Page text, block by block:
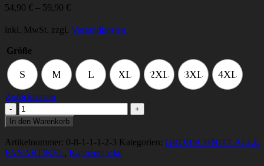
54,90 € – 59,90 €
inkl. MwSt. zzgl. Versandkosten
Größe
S M L XL 2XL 3XL 4XL
Zurücksetzen
Grobschnitt
55
Jahre
Jubiläums-
Kapuzenpullover
Menge
In den Warenkorb
Artikelnummer: 0-8-1-1-1-2-3 Kategorien: GROBSCHNITT ALLE
FANARTIKEL, Kapuzenjacke